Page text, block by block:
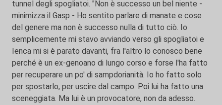
tunnel degli spogliatoi. "Non è successo un bel niente -
minimizza il Gasp - Ho sentito parlare di manate e cose
del genere ma non è successo nulla di tutto ciò. Io
semplicemente mi stavo avviando verso gli spogliatoi e
Ienca mi si è parato davanti, fra l'altro lo conosco bene
perché è un ex-genoano di lungo corso e forse l'ha fatto
per recuperare un po' di sampdorianità. Io ho fatto solo
per spostarlo, per uscire dal campo. Poi lui ha fatto una
sceneggiata. Ma lui è un provocatore, non da adesso.